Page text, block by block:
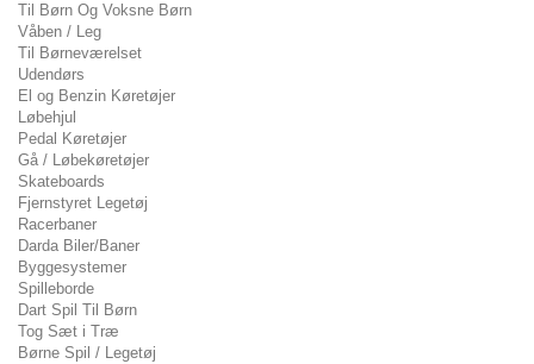
Til Børn Og Voksne Børn
Våben / Leg
Til Børneværelset
Udendørs
El og Benzin Køretøjer
Løbehjul
Pedal Køretøjer
Gå / Løbekøretøjer
Skateboards
Fjernstyret Legetøj
Racerbaner
Darda Biler/Baner
Byggesystemer
Spilleborde
Dart Spil Til Børn
Tog Sæt i Træ
Børne Spil / Legetøj